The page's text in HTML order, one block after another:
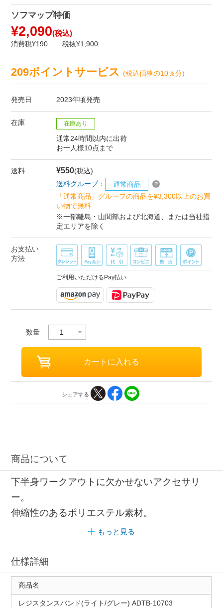
ソフマップ特価
¥2,090(税込)
消費税¥190 税抜¥1,900
209ポイントサービス(税込価格の10％分)
発売日 2023年頃発売
在庫 在庫あり
通常24時間以内に出荷
お一人様10点まで
送料 ¥550(税込)
送料グループ：
通常商品
「通常商品」グループの商品を¥3,300以上のお買
い物で無料
※一部離島・山間部および北海道、または当社指
定エリアを除く
お支払い
方法
ご利用いただけるPay払い
数量
シェアする
商品について
下半身ワークアウトに欠かせないアクセサリ
ー。
伸縮性のあるポリエステル素材。
もっと見る
仕様詳細
商品名
レジスタンスバンド(ライト/グレー) ADTB-10703